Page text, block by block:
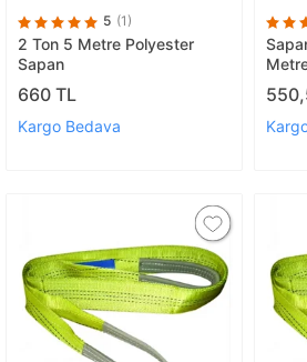
5 (1)
2 Ton 5 Metre Polyester
Sapan
660 TL
Kargo Bedava